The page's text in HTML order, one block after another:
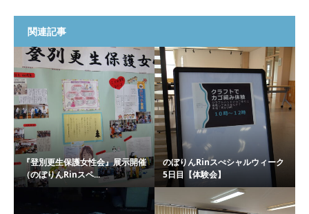
関連記事
『登別更生保護女性会』展示開催
（のぼりんRinスペ...
のぼりんRinスぺシャルウィーク
5日目【体験会】